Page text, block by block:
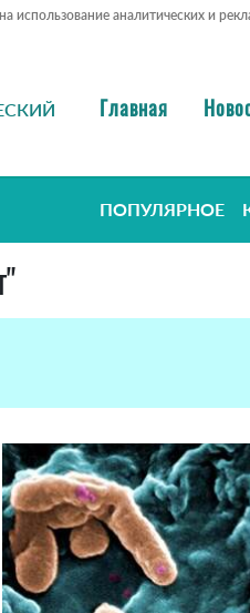
использование аналитических и
Главная
ПОПУЛЯРНОЕ